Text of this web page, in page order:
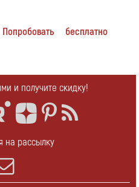
бесплатно
и получите скидку!
на рассылку